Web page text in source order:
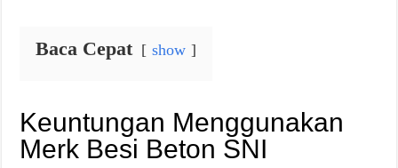
Baca Cepat show
Keuntungan Menggunakan
Merk Besi Beton SNI